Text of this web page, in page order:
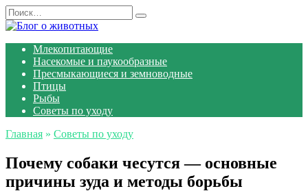
Перейти
к
Search
for:
Млекопитающие
Насекомые и паукообразные
Пресмыкающиеся и земноводные
Птицы
Рыбы
Советы по уходу
Главная » Советы по уходу
Почему собаки чесутся — основные
причины зуда и методы борьбы